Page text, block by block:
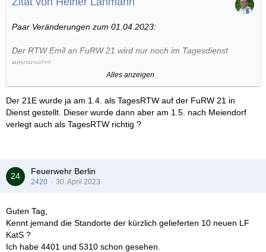
Paar Veränderungen zum 01.04.2023:
Der RTW Emil an FuRW 21 wird nur noch im Tagesdienst
eingesetzt.
An der FuRW 11 wird es wieder einen RTW Cäsar, besetzt im
Tagesdienst, geben.
Zum 01.05.2023 passiert folgendes:
Rettungswache Wandsbek-Marienthal geht an den Malteser-
Der RTW 23 Emil geht a.D. und geht an die RW Meiendorf
Der RTW 12 Gustav geht a.D. und geht an die RW Meiendorf
Der RTW 21 Emil geht a.D. und geht an die RW Meiendorf
Alles anzeigen
Der 21E wurde ja am 1.4. als TagesRTW auf der FuRW 21 in
Dienst gestellt. Dieser wurde dann aber am 1.5. nach Meiendorf
verlegt auch als TagesRTW richtig ?
Feuerwehr Berlin
2420 30. April 2023
Guten Tag,
Kennt jemand die Standorte der kürzlich gelieferten 10 neuen LF
KatS ?
Ich habe 4401 und 5310 schon gesehen.